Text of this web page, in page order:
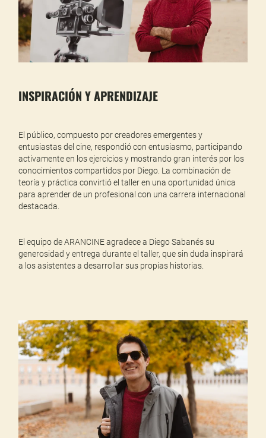
INSPIRACIÓN Y APRENDIZAJE
El público, compuesto por creadores emergentes y
entusiastas del cine, respondió con entusiasmo, participando
activamente en los ejercicios y mostrando gran interés por los
conocimientos compartidos por Diego. La combinación de
teoría y práctica convirtió el taller en una oportunidad única
para aprender de un profesional con una carrera internacional
destacada.
El equipo de ARANCINE agradece a Diego Sabanés su
generosidad y entrega durante el taller, que sin duda inspirará
a los asistentes a desarrollar sus propias historias.